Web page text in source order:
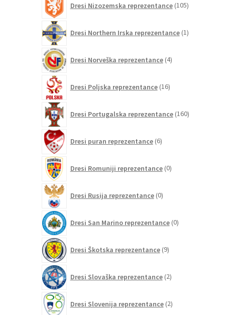
Dresi Nizozemska reprezentance 105izdelkov
Dresi Northern Irska reprezentance 1izdelek
Dresi Norveška reprezentance 4izdelki
Dresi Poljska reprezentance 16izdelkov
Dresi Portugalska reprezentance 160izdelkov
Dresi puran reprezentance 6izdelkov
Dresi Romuniji reprezentance 0izdelkov
Dresi Rusija reprezentance 0izdelkov
Dresi San Marino reprezentance 0izdelkov
Dresi Škotska reprezentance 9izdelkov
Dresi Slovaška reprezentance 2izdelka
Dresi Slovenija reprezentance 2izdelka